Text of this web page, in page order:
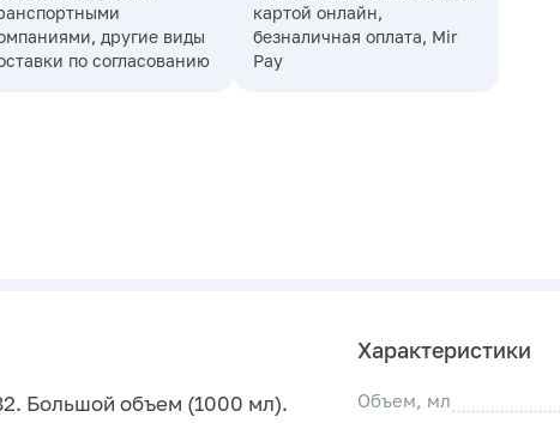
другие виды
по согласованию
картой онлайн,
безналичная оплата, Mir
Pay
Большой объем (1000 мл).
Характеристики
Объем, мл